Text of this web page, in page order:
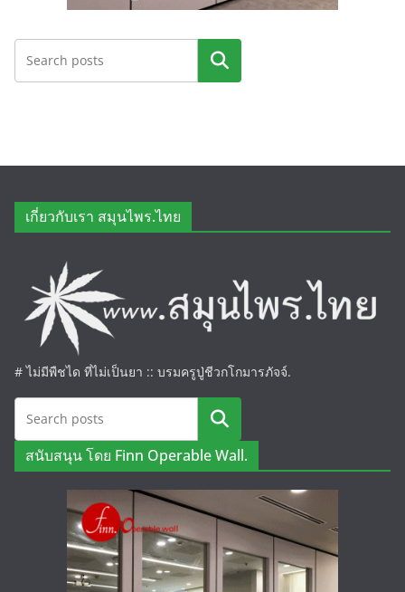
ค้นหา
เกี่ยวกับเรา สมุนไพร.ไทย
# ไม่มีพืชได ที่ไม่เป็นยา :: บรมครูปู่ชีวกโกมารภัจจ์.
ค้นหา
สนับสนุน โดย Finn Operable Wall.